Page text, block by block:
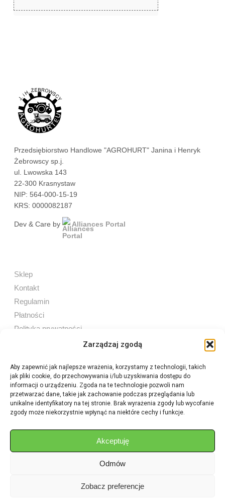
Zarządzaj zgodą
Aby zapewnić jak najlepsze wrażenia, korzystamy z technologii, takich
jak pliki cookie, do przechowywania i/lub uzyskiwania dostępu do
informacji o urządzeniu. Zgoda na te technologie pozwoli nam
przetwarzać dane, takie jak zachowanie podczas przeglądania lub
unikalne identyfikatory na tej stronie. Brak wyrażenia zgody lub wycofanie
zgody może niekorzystnie wpłynąć na niektóre cechy i funkcje.
Akceptuję
Odmów
Zobacz preferencje
Przedsiębiorstwo Handlowe "AGROHURT" Janina i Henryk
Żebrowscy sp.j.
ul. Lwowska 143
22-300 Krasnystaw
NIP: 564-000-15-19
KRS: 0000082187
Dev & Care by Alliances Portal
Sklep
Kontakt
Regulamin
Płatności
Polityka prywatności
Sprzedaż internetowa
Tel:605 603 753
Sprzedaż detaliczna
aukcje.agrohurt@gmail.com